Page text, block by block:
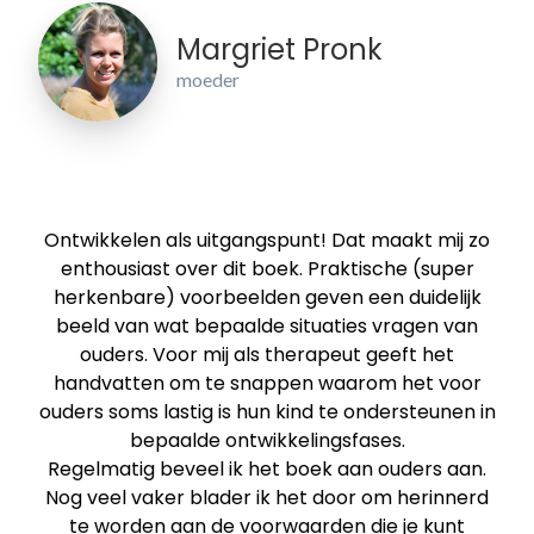
Margriet Pronk
moeder
Ontwikkelen als uitgangspunt! Dat maakt mij zo
enthousiast over dit boek. Praktische (super
herkenbare) voorbeelden geven een duidelijk
beeld van wat bepaalde situaties vragen van
ouders. Voor mij als therapeut geeft het
handvatten om te snappen waarom het voor
ouders soms lastig is hun kind te ondersteunen in
bepaalde ontwikkelingsfases.
Regelmatig beveel ik het boek aan ouders aan.
Nog veel vaker blader ik het door om herinnerd
te worden aan de voorwaarden die je kunt